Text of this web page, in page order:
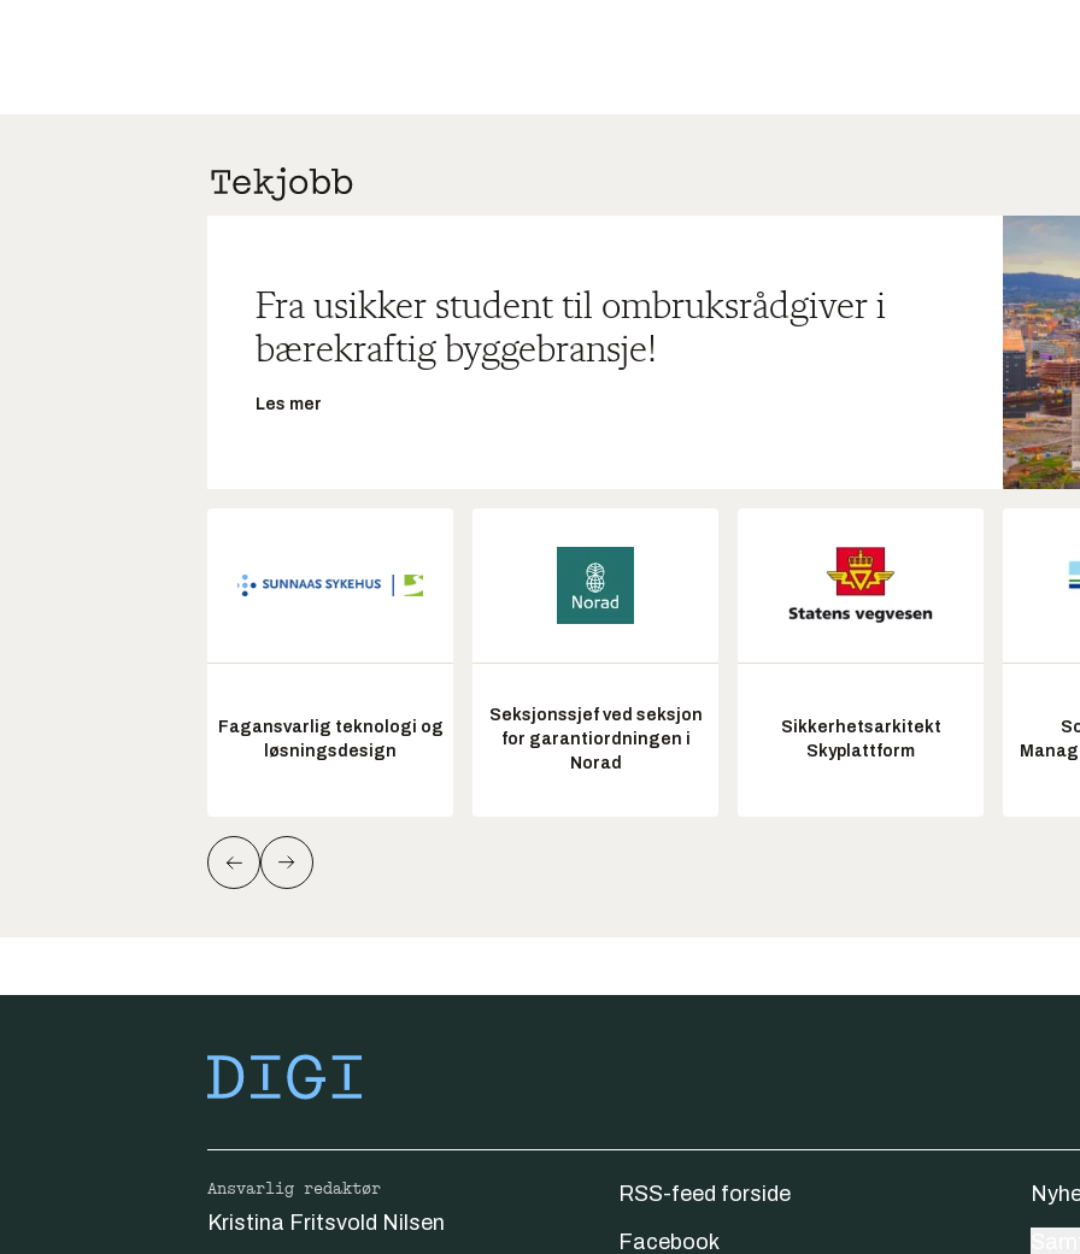
Fra usikker student til ombruksrådgiver i
bærekraftig byggebransje!
Les mer
Fagansvarlig teknologi og
løsningsdesign
Seksjonssjef ved seksjon
for garantiordningen i
Norad
Sikkerhetsarkitekt
Skyplattform
Ansvarlig redaktør
Kristina Fritsvold Nilsen
RSS-feed forside
Facebook